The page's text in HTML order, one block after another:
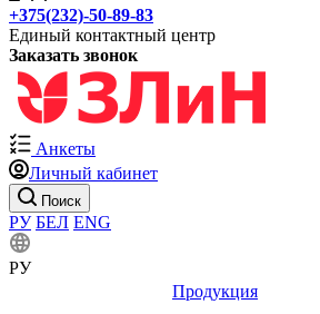
+375(232)-50-89-83
Единый контактный центр
Заказать звонок
Анкеты
Личный кабинет
Поиск
РУ БЕЛ ENG
РУ
Продукция